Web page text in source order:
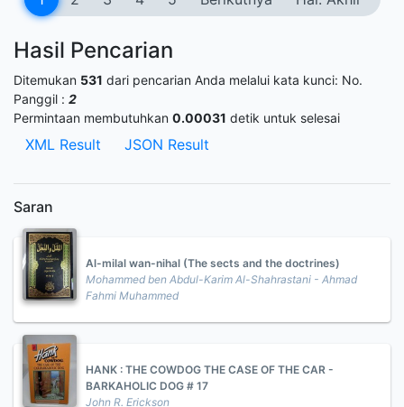
Hasil Pencarian
Ditemukan 531 dari pencarian Anda melalui kata kunci: No.
Panggil : 2
Permintaan membutuhkan 0.00031 detik untuk selesai
XML Result JSON Result
Saran
Al-milal wan-nihal (The sects and the doctrines)
Mohammed ben Abdul-Karim Al-Shahrastani - Ahmad
Fahmi Muhammed
HANK : THE COWDOG THE CASE OF THE CAR -
BARKAHOLIC DOG # 17
John R. Erickson